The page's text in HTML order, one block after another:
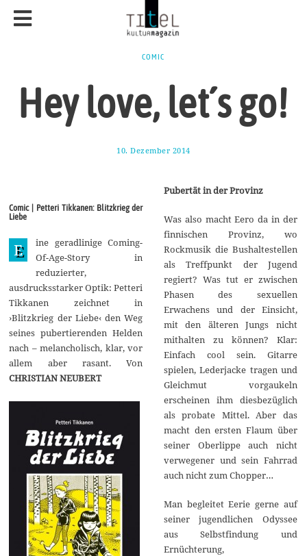
COMIC
Hey love, let´s go!
10. Dezember 2014
a
a
r
0
1
Comic | Petteri Tikkanen: Blitzkrieg der
Liebe
E
ine geradlinige Coming-
Of-Age-Story in
reduzierter,
ausdrucksstarker Optik: Petteri
Tikkanen zeichnet in
›Blitzkrieg der Liebe‹ den Weg
seines pubertierenden Helden
nach – melancholisch, klar, vor
allem aber rasant. Von
CHRISTIAN NEUBERT
Pubertät in der Provinz
Was also macht Eero da in der
finnischen Provinz, wo
Rockmusik die Bushaltestellen
als Treffpunkt der Jugend
regiert? Was tut er zwischen
Phasen des sexuellen
Erwachens und der Einsicht,
mit den älteren Jungs nicht
mithalten zu können? Klar:
Einfach cool sein. Gitarre
spielen, Lederjacke tragen und
Gleichmut vorgaukeln
erscheinen ihm diesbezüglich
als probate Mittel. Aber das
macht den ersten Flaum über
seiner Oberlippe auch nicht
verwegener und sein Fahrrad
auch nicht zum Chopper…
Man begleitet Eerie gerne auf
seiner jugendlichen Odyssee
aus Selbstfindung und
Ernüchterung,